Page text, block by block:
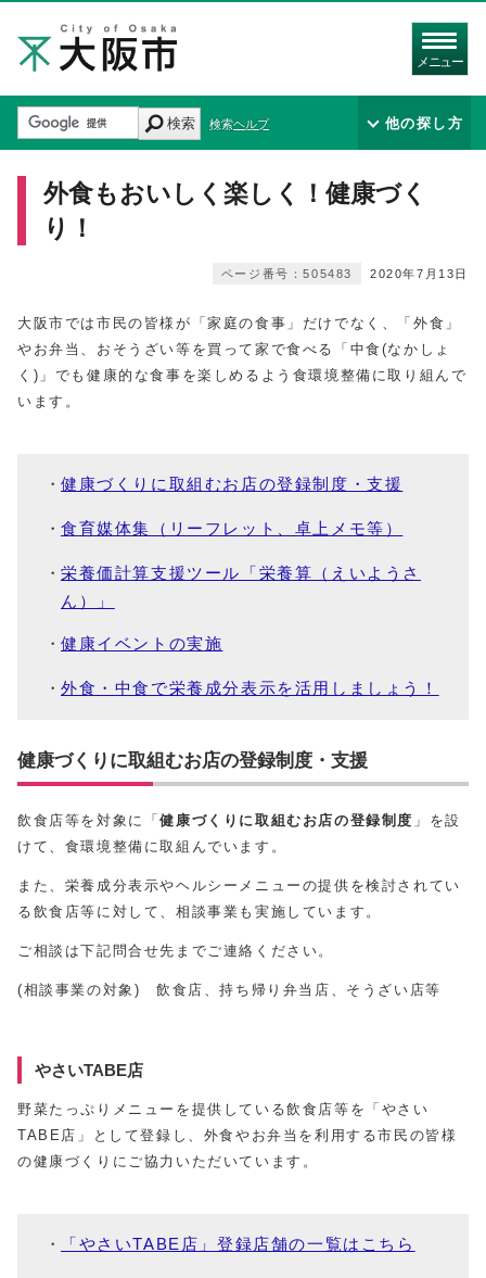
メニュー
検索 検索ヘルプ 他の探し方
外食もおいしく楽しく！健康づく
り！
2020年7月13日
ページ番号：505483
大阪市では市民の皆様が「家庭の食事」だけでなく、「外食」
やお弁当、おそうざい等を買って家で食べる「中食(なかしょ
く)」でも健康的な食事を楽しめるよう食環境整備に取り組んで
います。
健康づくりに取組むお店の登録制度・支援
食育媒体集（リーフレット、卓上メモ等）
栄養価計算支援ツール「栄養算（えいようさ
ん）」
健康イベントの実施
外食・中食で栄養成分表示を活用しましょう！
健康づくりに取組むお店の登録制度・支援
飲食店等を対象に「健康づくりに取組むお店の登録制度 」を設
けて、食環境整備に取組んでいます。
また、栄養成分表示やヘルシーメニューの提供を検討されてい
る飲食店等に対して、相談事業も実施しています。
ご相談は下記問合せ先までご連絡ください。
(相談事業の対象) 飲食店、持ち帰り弁当店、そうざい店等
やさいTABE店
野菜たっぷりメニューを提供している飲食店等を「やさい
TABE店」として登録し、外食やお弁当を利用する市民の皆様
の健康づくりにご協力いただいています。
「やさいTABE店」登録店舗の一覧はこちら